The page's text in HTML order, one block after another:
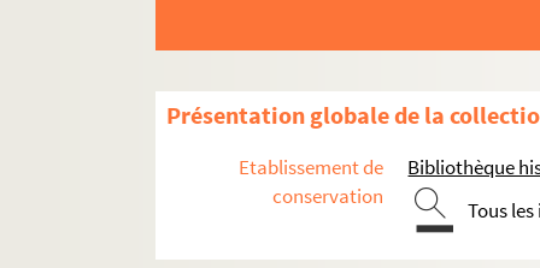
Présentation globale de la
Etablissement de
conservation
Bibliothèque
Tous
Macbeth (1964)
Le Fambrou (1964)
Le Secret de la comète (1965)
La Vérité suspecte (1965)
Jonas (1965)